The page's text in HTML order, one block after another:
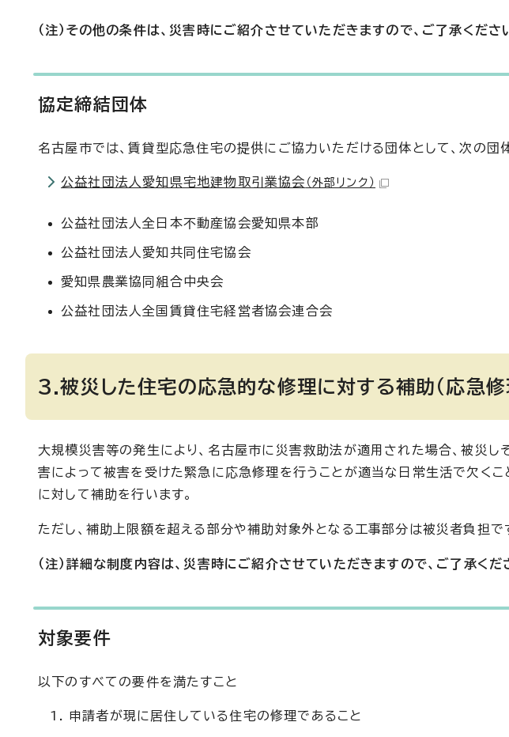
（注）その他の条件は、災害時にご紹介させていただきますので、ご了承くださ
協定締結団体
名古屋市では、賃貸型応急住宅の提供にご協力いただける団体として、次の団
公益社団法人愛知県宅地建物取引業協会 （外部リンク）
公益社団法人全日本不動産協会愛知県本部
公益社団法人愛知共同住宅協会
愛知県農業協同組合中央会
公益社団法人全国賃貸住宅経営者協会連合会
3.被災した住宅の応急的な修理に対する補助（応急修
大規模災害等の発生により、名古屋市に災害救助法が適用された場合、被災し
害によって被害を受けた緊急に応急修理を行うことが適当な日常生活で欠くこ
に対して補助を行います。
ただし、補助上限額を超える部分や補助対象外となる工事部分は被災者負担で
（注） 詳細な制度内容は、災害時にご紹介させていただきますので、ご了承くだ
対象要件
以下のすべての要件を満たすこと
申請者が現に居住している住宅の修理であること